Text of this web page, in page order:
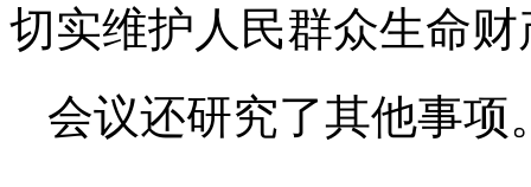
切实维护人民群众生命
会议还研究了其他事项